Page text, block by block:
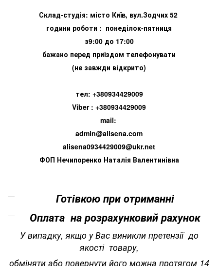
Склад-студія: місто Київ, вул.Зодчих 52
години роботи : понеділок-пятниця
з9:00 до 17:00
бажано перед приїздом телефонувати
(не завжди відкрито)
тел: +380934429009
Viber : +380934429009
mail:
admin@alisena.com
alisena0934429009@ukr.net
ФОП Нечипоренко Наталія Валентинівна
Готівкою при отриманні
Оплата на розрахунковий рахунок
У випадку, якщо у Вас виникли претензії до
якості товару,
обміняти або повернути його можна протягом 14